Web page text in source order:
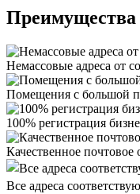
Преимущества
Немассовые адреса от
Помещения с большой
100% регистрация
Качественное почтовое
Все адреса